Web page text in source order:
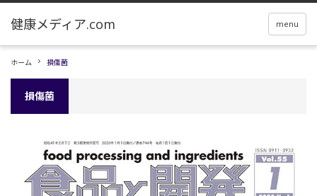
menu
ホーム 損傷菌
損傷菌